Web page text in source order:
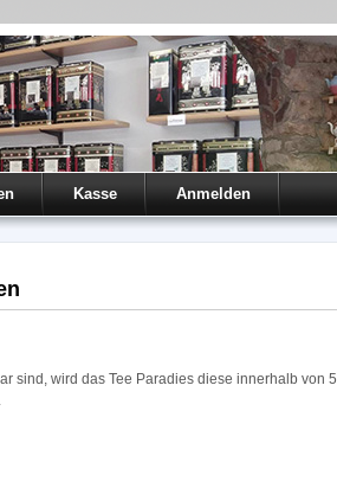
Kasse Anmelden
sind, wird das Tee Paradies diese innerhalb von 5